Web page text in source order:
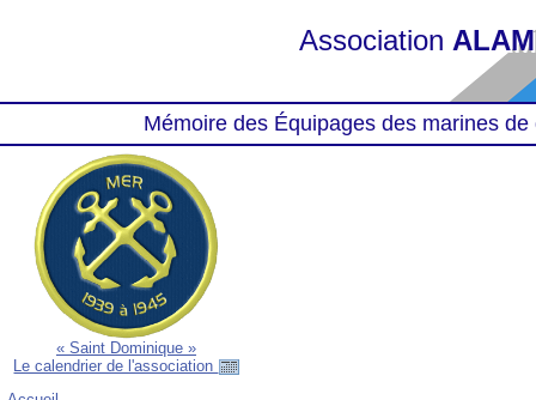
Association
Mémoire des Équipages des marines
« Saint Dominique »
Le calendrier de l'association